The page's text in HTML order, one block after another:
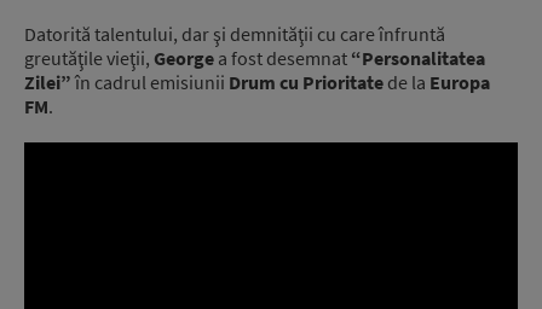
Datorită talentului, dar şi demnităţii cu care înfruntă
greutăţile vieţii, George a fost desemnat “Personalitatea
Zilei”în cadrul emisiunii Drum cu Prioritate de la Europa
FM.